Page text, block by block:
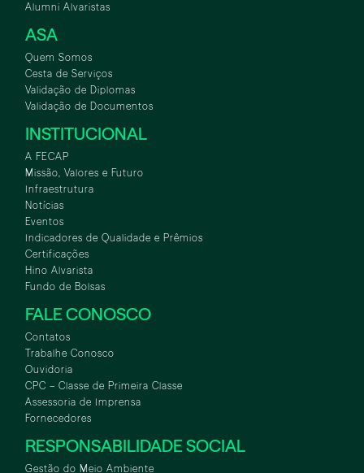
Alumni Alvaristas
ASA
Quem Somos
Cesta de Serviços
Validação de Diplomas
Validação de Documentos
INSTITUCIONAL
A FECAP
Missão, Valores e Futuro
Infraestrutura
Notícias
Eventos
Indicadores de Qualidade e Prêmios
Certificações
Hino Alvarista
Fundo de Bolsas
FALE CONOSCO
Contatos
Trabalhe Conosco
Ouvidoria
CPC – Classe de Primeira Classe
Assessoria de Imprensa
Fornecedores
RESPONSABILIDADE SOCIAL
Gestão do Meio Ambiente